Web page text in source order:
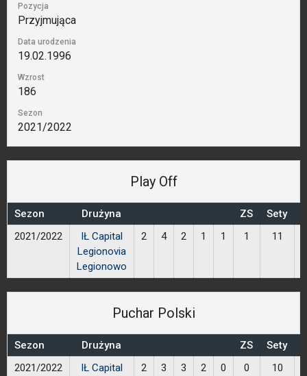
Pozycja
Przyjmująca
Data urodzenia
19.02.1996
Wzrost
186
Sezon
2021/2022
Play Off
Sezon Drużyna ZS Sety
2021/2022
IŁ Capital
Legionovia
Legionowo
2 4 2 1 1 1 11
Puchar Polski
Sezon Drużyna ZS Sety
2021/2022
IŁ Capital
2 3 3 2 0 0 10